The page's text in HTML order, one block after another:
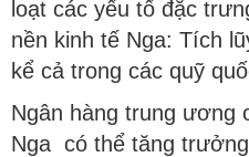
loạt các yếu tố đặc
nền kinh tế Nga: Tích
kể cả trong các quỹ
Ngân hàng trung ương
Nga có thể tăng